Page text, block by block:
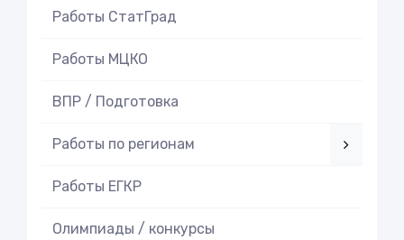
Работы СтатГрад
Работы МЦКО
ВПР / Подготовка
Работы по регионам
Работы ЕГКР
Олимпиады / конкурсы